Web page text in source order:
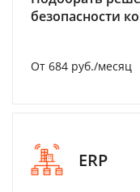
безопасности
От 684 руб./месяц
ERP